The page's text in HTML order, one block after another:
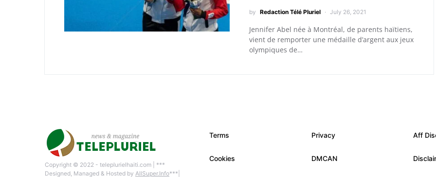
by Redaction Télé Pluriel July 26, 2021
Jennifer Abel née à Montréal, de parents haïtiens,
vient de remporter une médaille d’argent aux jeux
olympiques de…
Copyright © 2022 - teleplurielhaiti.com | ***
Designed, Managed & Hosted by AllSuper.Info***|
Terms Privacy Aff
Cookies DMCAN